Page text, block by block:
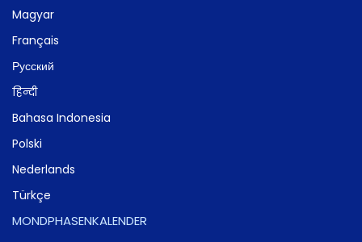
Magyar
Français
Русский
हिन्दी
Bahasa Indonesia
Polski
Nederlands
Türkçe
MONDPHASENKALENDER